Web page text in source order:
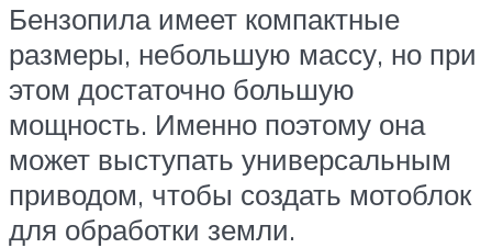
Бензопила имеет компактные
размеры, небольшую массу, но при
этом достаточно большую
мощность. Именно поэтому она
может выступать универсальным
приводом, чтобы создать мотоблок
для обработки земли.